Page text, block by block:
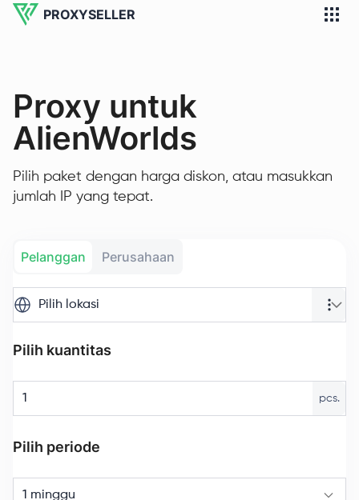
PROXYSELLER
Proxy untuk
AlienWorlds
Pilih paket dengan harga diskon, atau masukkan
jumlah IP yang tepat.
Pelanggan Perusahaan
Pilih lokasi
Pilih kuantitas
pcs.
Pilih periode
1 minggu